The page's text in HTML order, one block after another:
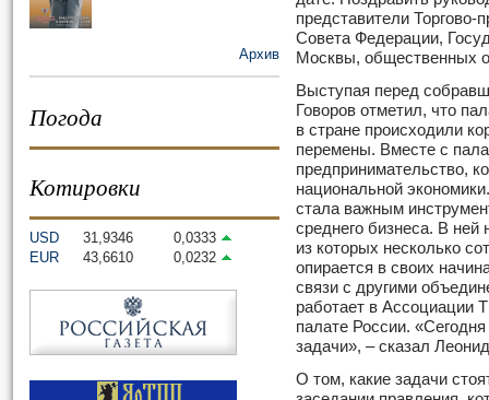
Архив
Погода
Котировки
USD 31,9346
0,0333
EUR
43,6610 0,0232
представители
Совета Федерации,
Москвы, общественных
Выступая перед
Говоров отметил, что
в стране происходили
перемены. Вместе с
предпринимательство,
национальной
стала важным
среднего бизнеса. В ней
из которых несколько
опирается в своих
связи с другими
работает в
палате России.
задачи», – сказал
О том, какие задачи